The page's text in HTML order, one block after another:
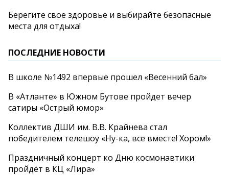
Берегите свое здоровье и выбирайте безопасные
места для отдыха!
ПОСЛЕДНИЕ НОВОСТИ
В школе №1492 впервые прошел «Весенний бал»
В «Атланте» в Южном Бутове пройдет вечер
сатиры «Острый юмор»
Коллектив ДШИ им. В.В. Крайнева стал
победителем телешоу «Ну-ка, все вместе! Хором!»
Праздничный концерт ко Дню космонавтики
пройдёт в КЦ «Лира»